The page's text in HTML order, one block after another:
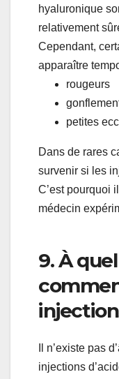
hyaluronique
relativement
Cependant,
apparaître
rougeurs
petites
Dans de rares
survenir si les
C’est pourquoi
médecin
9. À
Il n’existe pas
injections